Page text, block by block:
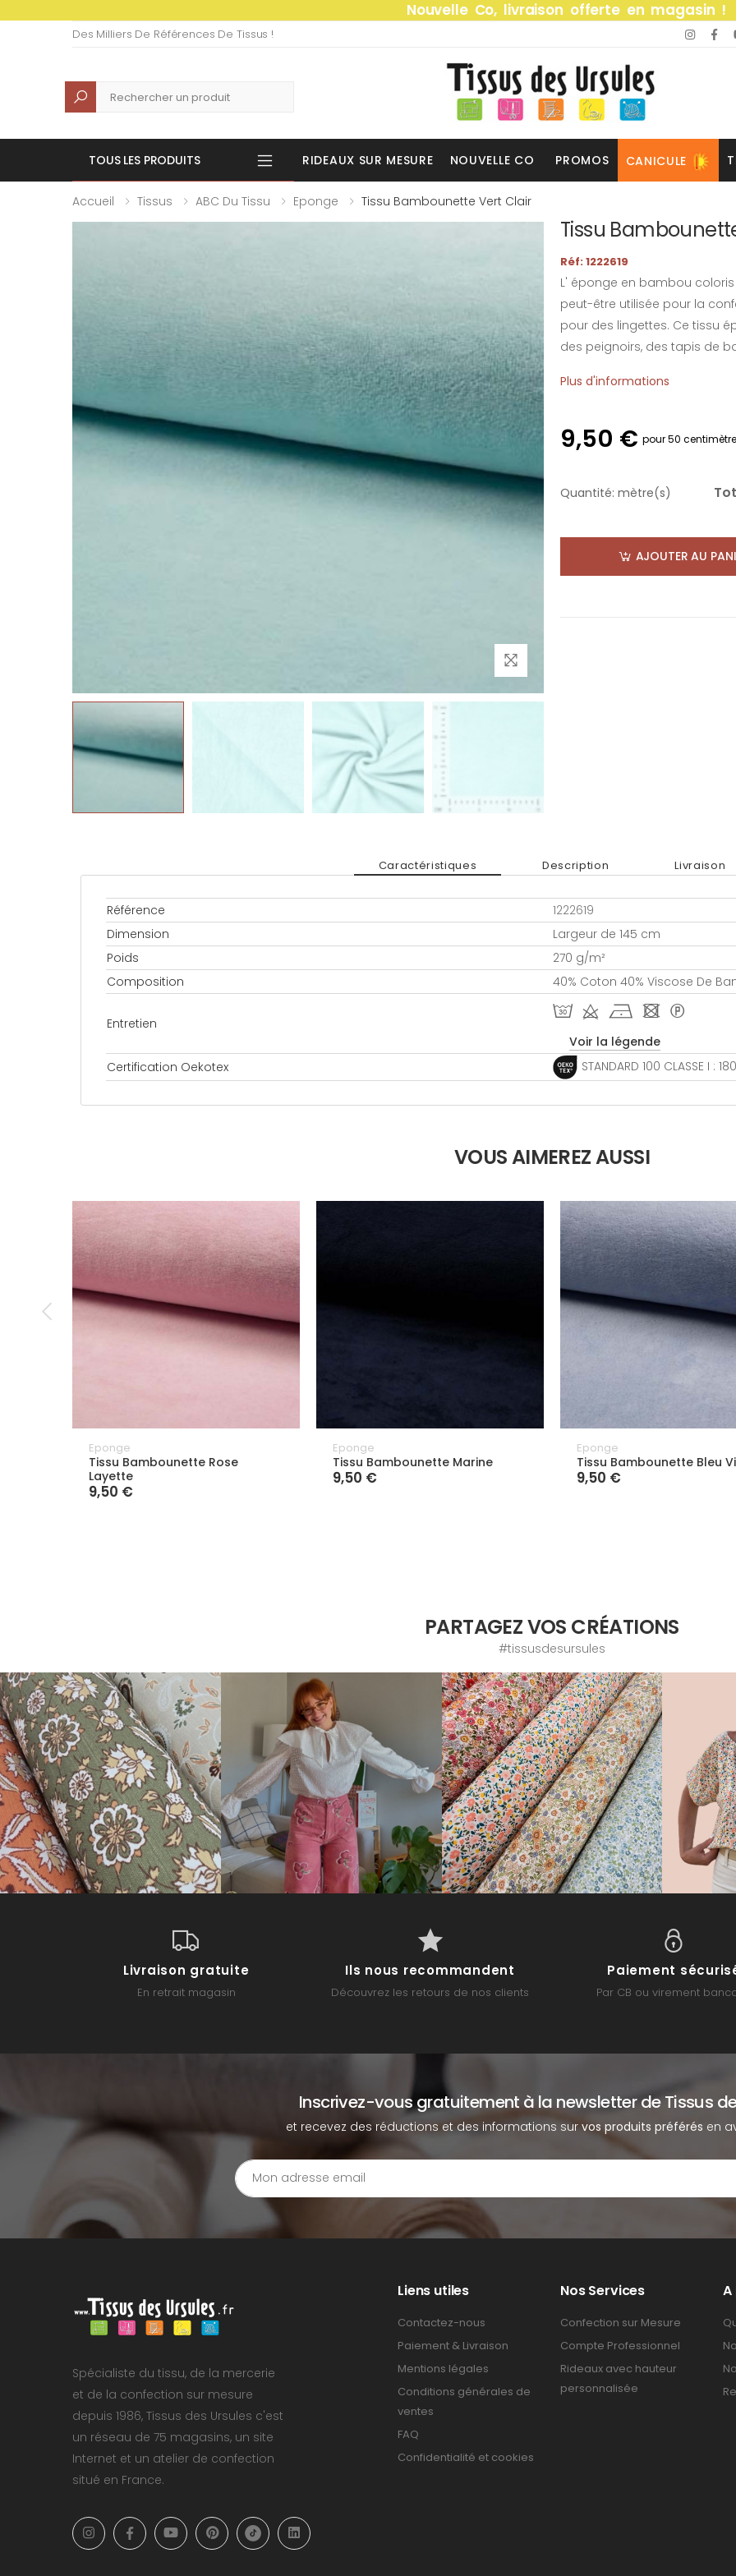
Nouvelle Co, livraison offerte en magasin !
Des Milliers De Références De Tissus !
Recherche
TOUS LES PRODUITS RIDEAUX SUR MESURE NOUVELLE CO PROMOS CANICULE
Accueil Tissus ABC Du Tissu Eponge Tissu Bambounette Vert Clair
Tissu
Réf: 1222619
L' éponge en bambou
peut-être utilisée pour la
pour des lingettes. Ce tissu
des peignoirs, des tapis de
Plus d'informations
9,50 € pour 50
Quantité: mètre(s)
AJOUTER AU
Caractéristiques Description Livraison
Référence
1222619
Dimension
Largeur de 145 cm
Poids
270 g/m²
Composition
40% Coton 40% Viscose De
Entretien
T d h - *
Voir la légende
Certification Oekotex
STANDARD 100 CLASSE I :
VOUS AIMEREZ AUSSI
Eponge
Tissu Bambounette Rose
Layette
9,50 €
Eponge
Tissu Bambounette Marine
9,50 €
Eponge
Tissu Bambounette Bleu
9,50 €
PARTAGEZ VOS CRÉATIONS
#tissusdesursules
Livraison gratuite
En retrait magasin
Ils nous recommandent
Découvrez les retours de nos clients
Paiement
Par CB ou virement
Inscrivez-vous gratuitement à la newsletter de Tissus
et recevez des réductions et des informations survos produits préférés en
Spécialiste du tissu, de la mercerie
et de la confection sur mesure
depuis 1986, Tissus des Ursules c'est
un réseau de 75 magasins, un site
Internet et un atelier de confection
situé en France.
Liens utiles
Contactez-nous
Paiement & Livraison
Mentions légales
Conditions générales de
ventes
FAQ
Confidentialité et cookies
Nos Services
Confection sur Mesure
Compte Professionnel
Rideaux avec hauteur
personnalisée